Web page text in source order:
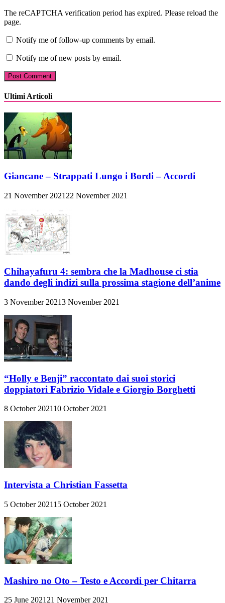
The reCAPTCHA verification period has expired. Please reload the
page.
Notify me of follow-up comments by email.
Notify me of new posts by email.
Ultimi Articoli
Giancane – Strappati Lungo i Bordi – Accordi
21 November 2021 22 November 2021
Chihayafuru 4: sembra che la Madhouse ci stia
dando degli indizi sulla prossima stagione dell’anime
3 November 20213 November 2021
“Holly e Benji” raccontato dai suoi storici
doppiatori Fabrizio Vidale e Giorgio Borghetti
8 October 202110 October 2021
Intervista a Christian Fassetta
5 October 202115 October 2021
Mashiro no Oto – Testo e Accordi per Chitarra
25 June 2021 21 November 2021